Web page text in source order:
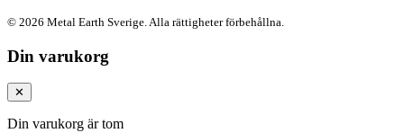
© 2026 Metal Earth Sverige. Alla rättigheter förbehållna.
Din varukorg
✕
Din varukorg är tom